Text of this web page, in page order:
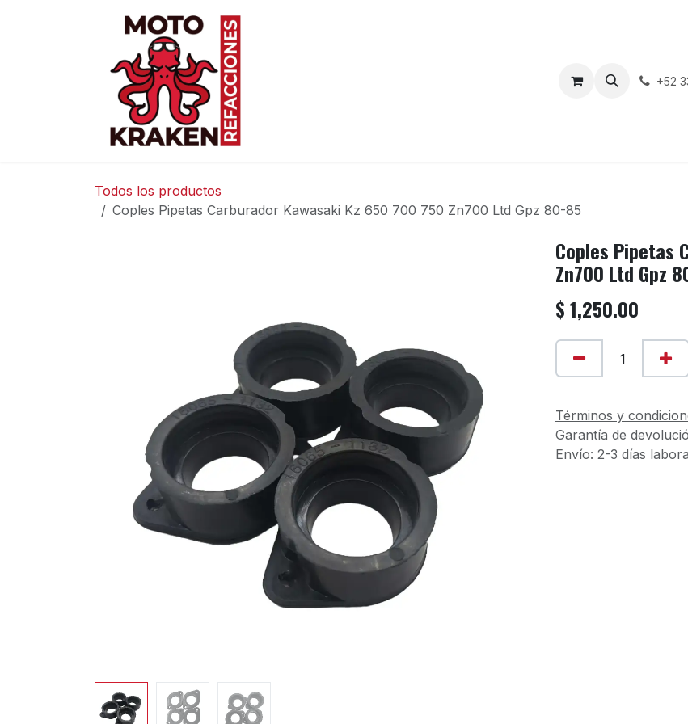
Contáctenos+52
Todos los productos
Coples Pipetas Carburador Kawasaki Kz 650 700 750 Zn700 Ltd Gpz 80-85
Coples Pipetas
Zn700 Ltd Gpz
$1,250.00
Términos y
Garantía de
Envío: 2-3 días